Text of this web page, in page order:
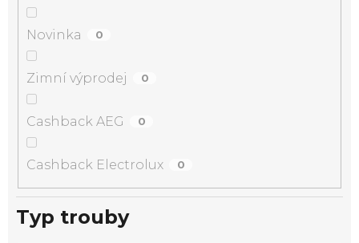
Novinka 0
Zimní výprodej 0
Cashback AEG 0
Cashback Electrolux 0
Typ trouby